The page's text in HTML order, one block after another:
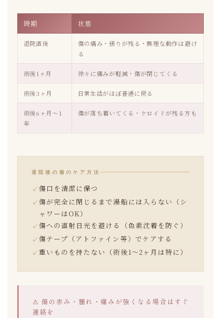
時期 状態
退院直後
傷の痛み・張りが残る・無理な動作は避け
る
術後1ヶ月 徐々に痛みが軽減・傷が閉じてくる
術後3ヶ月 日常生活がほぼ普通に戻る
術後6ヶ月〜1
年
傷が落ち着いてくる・ケロイドが残る方も
退院後の傷のケア方法
傷口を清潔に保つ
傷が完全に閉じるまで湯船には入らない（シ
ャワーはOK）
傷への直射日光を避ける（色素沈着を防ぐ）
傷テープ（アトファイン等）でケアする
重いものを持たない（術後1〜2ヶ月は特に）
⚠ 傷の赤み・腫れ・痛みが強くなる場合はすぐ
連絡を